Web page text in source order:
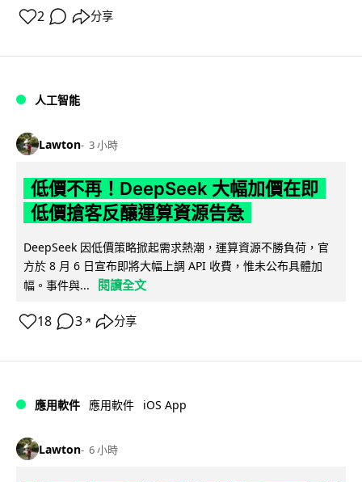
2 分享
人工智能
Lawton 3 小時
低價不再！DeepSeek 大幅加價在即
低價搶客反釀運算資源告急
DeepSeek 因低價策略掀起需求熱潮，運算資源不勝負荷，官
方於 8 月 6 日宣布即將大幅上調 API 收費，惟未公布具體加
幅。事件與...
閱讀全文
18 3 ↗ 分享
應用軟件 應用軟件 iOS App
Lawton 6 小時